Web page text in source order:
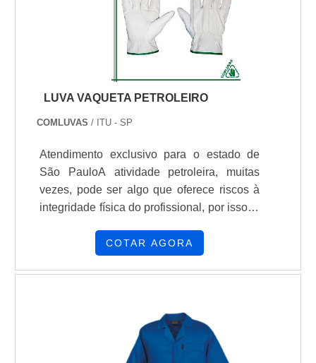
LUVA VAQUETA PETROLEIRO
COMLUVAS / ITU - SP
Atendimento exclusivo para o estado de
São PauloA atividade petroleira, muitas
vezes, pode ser algo que oferece riscos à
integridade física do profissional, por isso, é
Proteção Individual como as luvas. Este
indispensável e pode ser encontrado em
benefícios ao usuário.INFORMAÇÃO E
UTILIZAÇÃO DO PRODUTONo caso da
luva vaqueta petroleiro é possível usufruir
COTAR AGORA